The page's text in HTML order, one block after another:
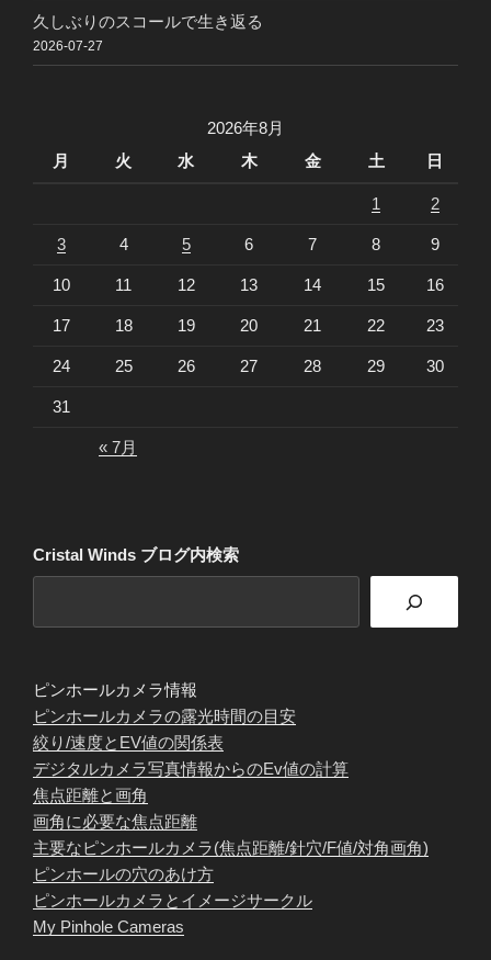
久しぶりのスコールで生き返る
2026-07-27
2026年8月
月
火 水 木 金 土 日
1 2
3 4 5 6 7 8 9
10 11 12 13 14 15 16
17 18 19 20 21 22 23
24 25 26 27 28 29 30
31
« 7月
Cristal Winds ブログ内検索
ピンホールカメラ情報
ピンホールカメラの露光時間の目安
絞り/速度とEV値の関係表
デジタルカメラ写真情報からのEv値の計算
焦点距離と画角
画角に必要な焦点距離
主要なピンホールカメラ(焦点距離/針穴/F値/対角画角)
ピンホールの穴のあけ方
ピンホールカメラとイメージサークル
My Pinhole Cameras